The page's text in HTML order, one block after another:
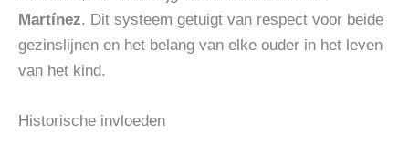
Martínez. Dit systeem getuigt van respect voor beide
gezinslijnen en het belang van elke ouder in het leven
van het kind.
Historische invloeden